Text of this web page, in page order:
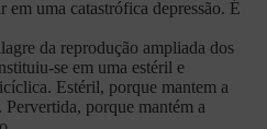
em uma catastrófica depressão. É
da reprodução ampliada dos
se em uma estéril e
Estéril, porque mantem a
porque mantém a